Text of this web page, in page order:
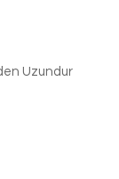
Uzundur